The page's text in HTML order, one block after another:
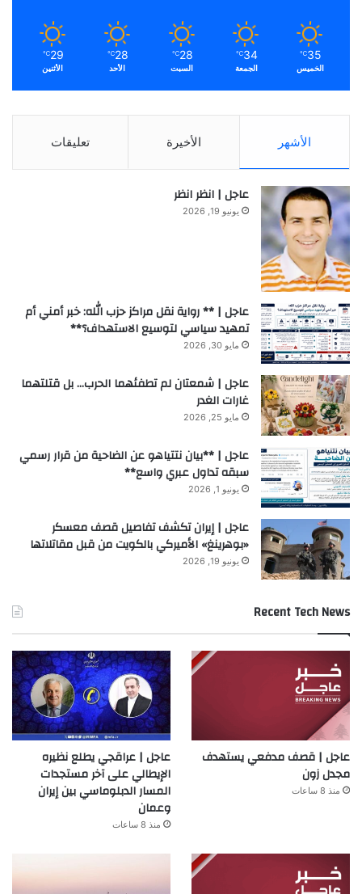
35
℃
الخميس
34
℃
الجمعة
28
℃
السبت
28
℃
الأحد
29
℃
الأثنين
الأشهر الأخيرة تعليقات
عاجل | انظر انظر
يونيو 19, 2026
عاجل | ** رواية نقل مراكز حزب الله: خبر أمني أم
تمهيد سياسي لتوسيع الاستهداف؟**
مايو 30, 2026
عاجل | شمعتان لم تطفئهما الحرب… بل قتلتهما
غارات الغدر
مايو 25, 2026
عاجل | **بيان نتتياهو عن الضاحية من قرار رسمي
سبقه تداول عبري واسع**
يونيو 1, 2026
عاجل | إيران تكشف تفاصيل قصف معسكر
«بوهرينغ» الأميركي بالكويت من قبل مقاتلاتها
يونيو 19, 2026
Recent Tech News
عاجل | قصف مدفعي يستهدف
مجدل زون
منذ 8 ساعات
عاجل | عراقجي يطلع نظيره
الإيطالي على آخر مستجدات
المسار الدبلوماسي بين إيران
وعمان
منذ 8 ساعات